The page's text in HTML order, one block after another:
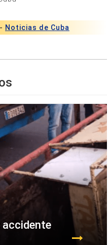
- Noticias de Cuba
accidente